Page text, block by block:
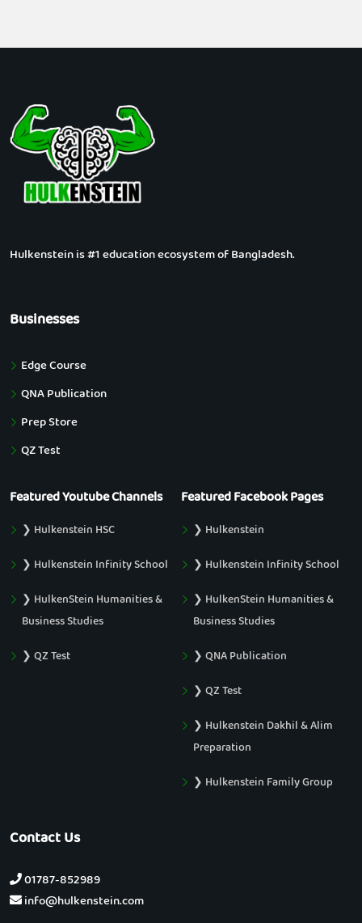
Hulkenstein is #1 education ecosystem of Bangladesh.
Businesses
Edge Course
QNA Publication
Prep Store
QZ Test
Featured Youtube Channels
❯ Hulkenstein HSC
❯ Hulkenstein Infinity School
❯ HulkenStein Humanities &
Business Studies
❯ QZ Test
Featured Facebook Pages
❯ Hulkenstein
❯ Hulkenstein Infinity School
❯ HulkenStein Humanities &
Business Studies
❯ QNA Publication
❯ QZ Test
❯ Hulkenstein Dakhil & Alim
Preparation
❯ Hulkenstein Family Group
Contact Us
01787-852989
info@hulkenstein.com